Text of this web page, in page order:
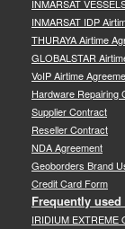
INMARSAT
INMARSAT IDP
THURAYA Airtime
GLOBALSTAR
VoIP Airtime
Hardware Repairing
Supplier Contract
Reseller Contract
NDA Agreement
Geoborders Brand
Credit Card Form
Frequently
IRIDIUM EXTREME